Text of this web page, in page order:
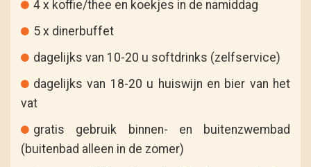
4 x koffie/thee en koekjes in de namiddag
5 x dinerbuffet
dagelijks van 10-20 u softdrinks (zelfservice)
dagelijks van 18-20 u huiswijn en bier van het
vat
gratis gebruik binnen- en buitenzwembad
(buitenbad alleen in de zomer)